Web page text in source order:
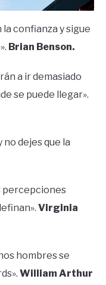
confianza y sigue
Brian Benson.
a ir demasiado
se puede llegar».
dejes que la
percepciones
Virginia
hombres se
William Arthur